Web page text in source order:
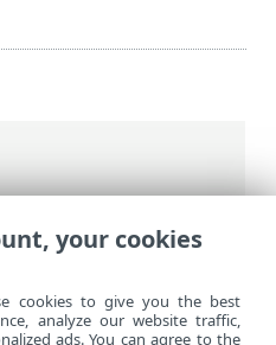
사용 >안티바이러
your cookies
cookies to give you the best
analyze our website traffic,
ads. You can agree to the